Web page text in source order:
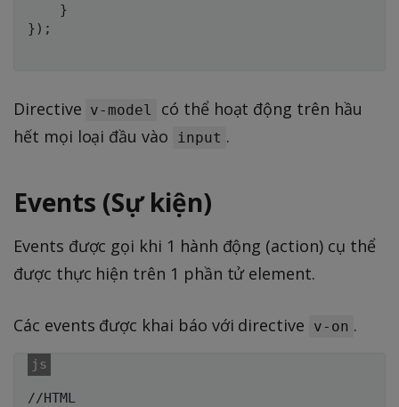
    }
});
Directive v-model
có thể hoạt động trên hầu
hết mọi loại đầu vào
input .
Events (Sự kiện)
Events được gọi khi 1 hành động (action) cụ thể
được thực hiện trên 1 phần tử element.
Các events được khai báo với directive v-on .